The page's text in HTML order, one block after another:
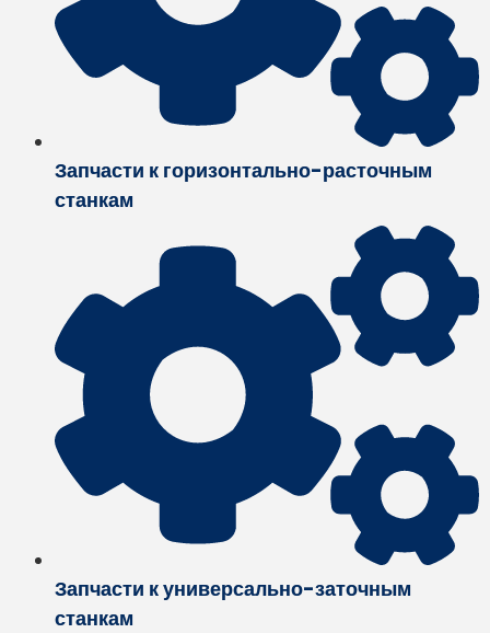
Запчасти к горизонтально-расточным
станкам
Запчасти к универсально-заточным
станкам